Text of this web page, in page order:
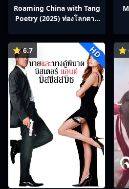
Roaming China with Tang
Poetry (2025) ท่องโลกตาม
⭐ 6.7 HD ⭐